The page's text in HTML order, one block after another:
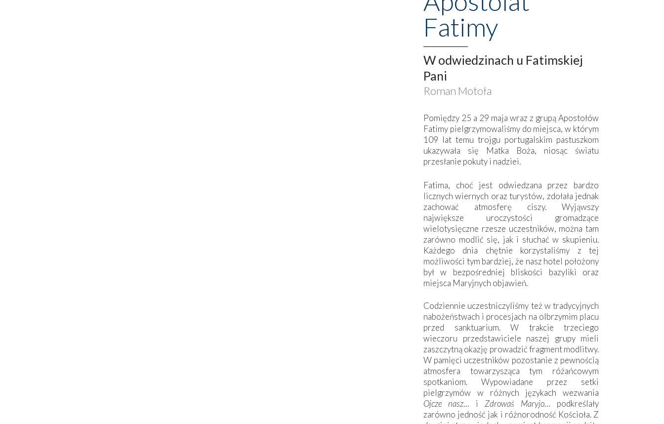
Fatimy
W odwiedzinach u Fatimskiej
Pani
Roman Motoła
Pomiędzy 25 a 29 maja wraz z grupą Apostołów
Fatimy pielgrzymowaliśmy do miejsca, w którym
109 lat temu trojgu portugalskim pastuszkom
ukazywała się Matka Boża, niosąc światu
przesłanie pokuty i nadziei.
Fatima, choć jest odwiedzana przez bardzo
licznych wiernych oraz turystów, zdołała jednak
zachować atmosferę ciszy. Wyjąwszy
największe uroczystości gromadzące
wielotysięczne rzesze uczestników, można tam
zarówno modlić się, jak i słuchać w skupieniu.
Każdego dnia chętnie korzystaliśmy z tej
możliwości tym bardziej, że nasz hotel położony
był w bezpośredniej bliskości bazyliki oraz
miejsca Maryjnych objawień.
Codziennie uczestniczyliśmy też w tradycyjnych
nabożeństwach i procesjach na olbrzymim placu
przed sanktuarium. W trakcie trzeciego
wieczoru przedstawiciele naszej grupy mieli
zaszczytną okazję prowadzić fragment modlitwy.
W pamięci uczestników pozostanie z pewnością
atmosfera towarzysząca tym różańcowym
spotkaniom. Wypowiadane przez setki
pielgrzymów w różnych językach wezwania
Ojcze nasz… i Zdrowaś Maryjo… podkreślały
zarówno jedność jak i różnorodność Kościoła. Z